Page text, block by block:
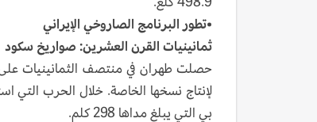
•تطور البرنامج الصاروخي الإيراني
ثمانينيات القرن العشرين: صواريخ سكود
حصلت طهران في منتصف الثمانينيات على
لإنتاج نسخها الخاصة. خلال الحرب
بي التي يبلغ مداها 298 كلم.